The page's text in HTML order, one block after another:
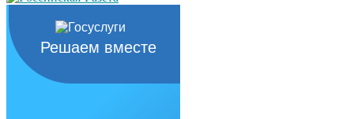
Решаем вместе